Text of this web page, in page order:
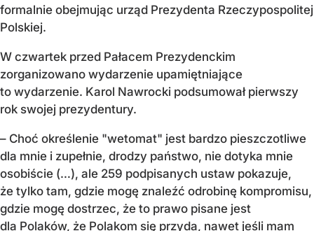
formalnie obejmując urząd Prezydenta Rzeczypospolitej
Polskiej.
W czwartek przed Pałacem Prezydenckim
zorganizowano wydarzenie upamiętniające
to wydarzenie. Karol Nawrocki podsumował pierwszy
rok swojej prezydentury.
– Choć określenie "wetomat" jest bardzo pieszczotliwe
dla mnie i zupełnie, drodzy państwo, nie dotyka mnie
osobiście (…), ale 259 podpisanych ustaw pokazuje,
że tylko tam, gdzie mogę znaleźć odrobinę kompromisu,
gdzie mogę dostrzec, że to prawo pisane jest
dla Polaków, że Polakom się przyda, nawet jeśli mam